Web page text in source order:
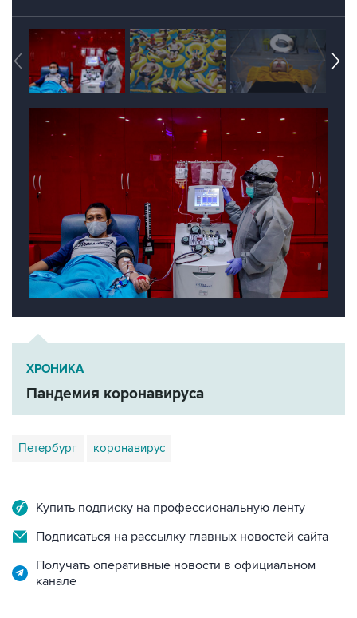
ХРОНИКА
Пандемия коронавируса
Петербург коронавирус
Купить подписку на профессиональную ленту
Подписаться на рассылку главных новостей сайта
Получать оперативные новости в официальном
канале